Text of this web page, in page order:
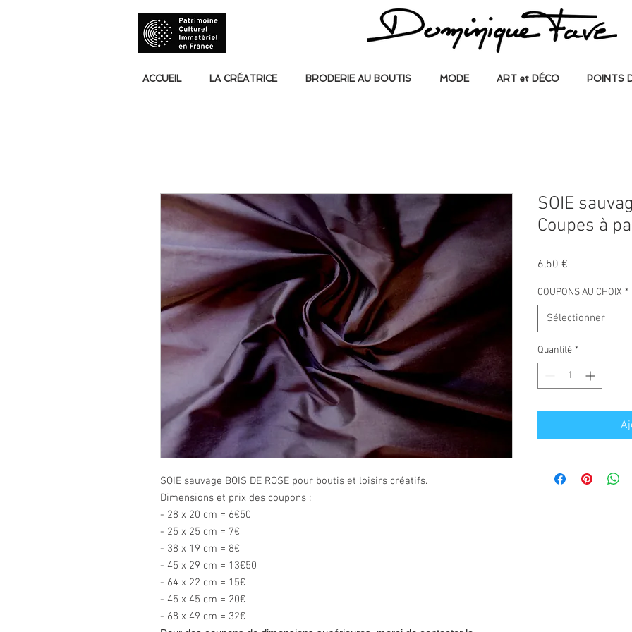
ACCUEIL LA CRÉATRICE BRODERIE AU BOUTIS MODE ART et DÉCO POINTS
SOIE sauvage BOIS DE ROSE pour boutis et loisirs créatifs.
Dimensions et prix des coupons :
- 28 x 20 cm = 6€50
- 25 x 25 cm = 7€
- 38 x 19 cm = 8€
- 45 x 29 cm = 13€50
- 64 x 22 cm = 15€
- 45 x 45 cm = 20€
- 68 x 49 cm = 32€
SOIE
Coupes à
6,50 €
COUPONS AU CHOIX *
Sélectionner
Quantité *